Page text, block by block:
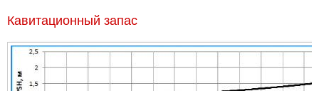
Кавитационный запас